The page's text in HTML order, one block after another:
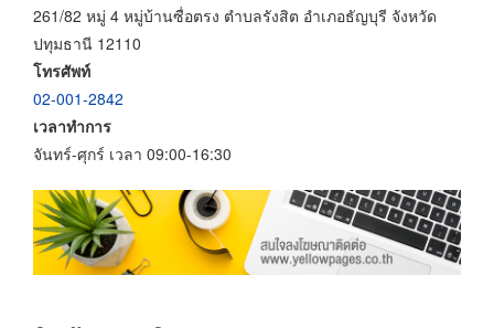
261/82 หมู่ 4 หมู่บ้านซื่อตรง ตำบลรังสิต อำเภอธัญบุรี จังหวัด
ปทุมธานี 12110
โทรศัพท์
02-001-2842
เวลาทำการ
จันทร์-ศุกร์ เวลา 09:00-16:30